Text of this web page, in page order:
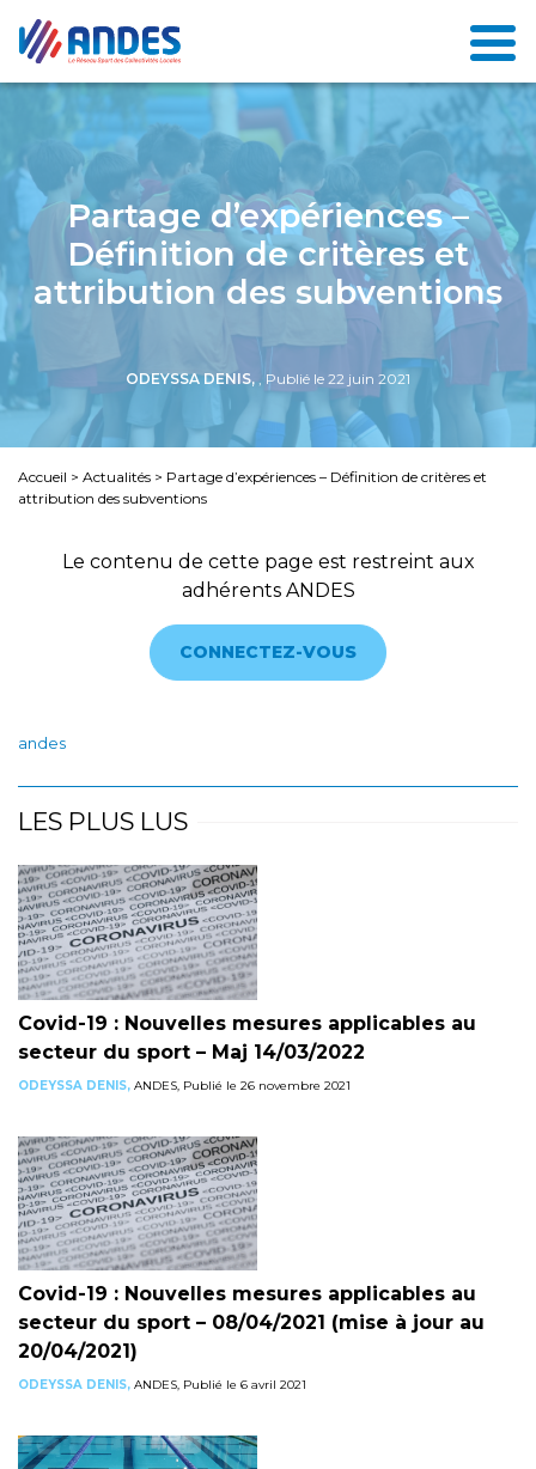
Partage d’expériences –
Définition de critères et
attribution des subventions
ODEYSSA DENIS, , Publié le 22 juin 2021
Accueil > Actualités > Partage d’expériences – Définition de critères et
attribution des subventions
Le contenu de cette page est restreint aux
adhérents ANDES
CONNECTEZ-VOUS
andes
LES PLUS LUS
Covid-19 : Nouvelles mesures applicables au
secteur du sport – Maj 14/03/2022
ODEYSSA DENIS, ANDES, Publié le 26 novembre 2021
Covid-19 : Nouvelles mesures applicables au
secteur du sport – 08/04/2021 (mise à jour au
20/04/2021)
ODEYSSA DENIS, ANDES, Publié le 6 avril 2021